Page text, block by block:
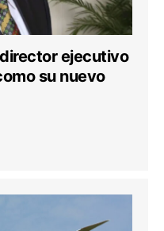
ejecutivo
su nuevo